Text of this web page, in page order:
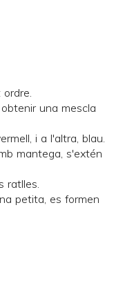
una mescla
i a l'altra, blau.
mantega, s'extén
ratlles.
petita, es formen